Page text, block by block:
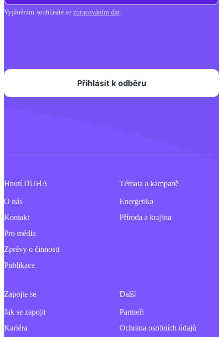
Vyplněním souhlasíte se zpracováním dat.
Hnutí DUHA
O nás
Kontakt
Pro média
Zprávy o činnosti
Publikace
Témata a kampaně
Energetika
Příroda a krajina
Zapojte se
Jak se zapojit
Kariéra
Další
Partneři
Ochrana osobních údajů